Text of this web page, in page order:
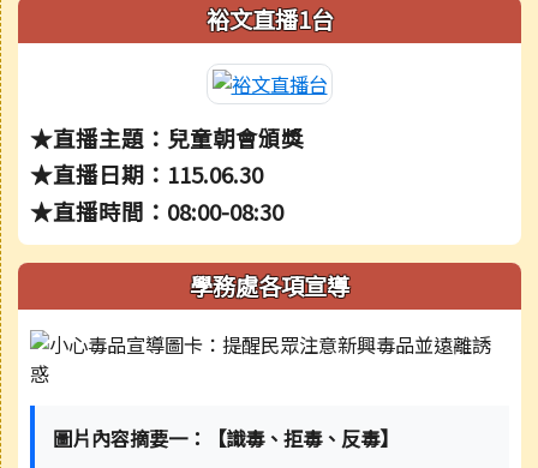
裕文直播1台
★直播主題：兒童朝會頒獎
★直播日期：115.06.30
★直播時間：08:00-08:30
學務處各項宣導
圖片內容摘要一：【識毒、拒毒、反毒】